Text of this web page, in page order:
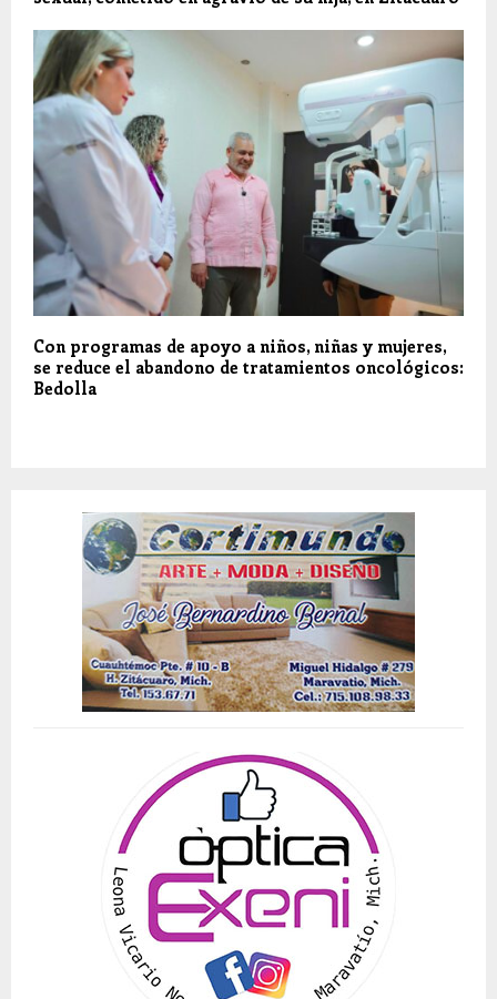
Con programas de apoyo a niños, niñas y mujeres,
se reduce el abandono de tratamientos oncológicos:
Bedolla